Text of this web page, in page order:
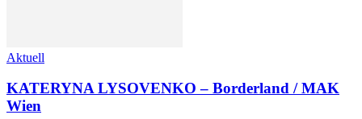
Aktuell
KATERYNA LYSOVENKO – Borderland / MAK
Wien